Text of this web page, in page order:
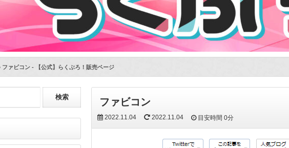
ファビコン - 【公式】らくぶろ！販売ページ
ファビコン
2022.11.04 2022.11.04 目安時間 0分